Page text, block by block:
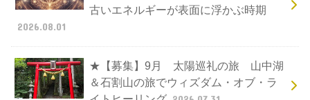
古いエネルギーが表面に浮かぶ時期
2026.08.01
★【募集】9月 太陽巡礼の旅 山中湖
＆石割山の旅でウィズダム・オブ・ラ